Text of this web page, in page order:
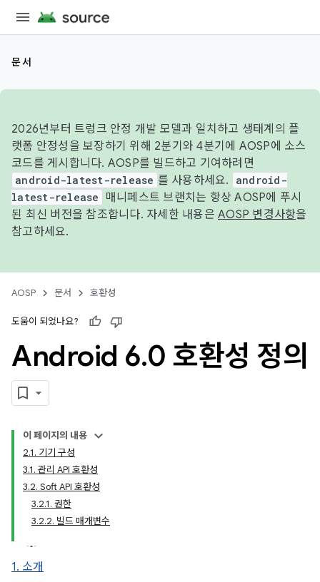
문서
2026년부터 트렁크 안정 개발 모델과 일치하고 생태계의 플
랫폼 안정성을 보장하기 위해 2분기와 4분기에 AOSP에 소스
코드를 게시합니다. AOSP를 빌드하고 기여하려면
android-latest-release 를 사용하세요.
android-
latest-release
매니페스트 브랜치는 항상 AOSP에 푸시
된 최신 버전을 참조합니다. 자세한 내용은 AOSP 변경사항을
참고하세요.
AOSP 문서 호환성
도움이 되었나요?
Android 6.0 호환성 정의
이 페이지의 내용
2.1. 기기 구성
3.1. 관리 API 호환성
3.2. Soft API 호환성
3.2.1. 권한
3.2.2. 빌드 매개변수
1. 소개